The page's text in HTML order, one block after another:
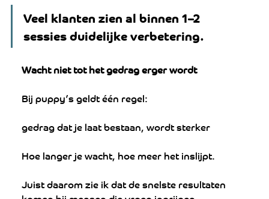
Veel klanten zien al binnen 1–2
sessies duidelijke verbetering.
Wacht niet tot het gedrag erger wordt
Bij puppy’s geldt één regel:
gedrag dat je laat bestaan, wordt sterker
Hoe langer je wacht, hoe meer het inslijpt.
Juist daarom zie ik dat de snelste resultaten